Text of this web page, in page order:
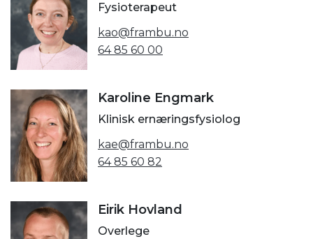
Fysioterapeut
kao@frambu.no
64 85 60 00
Karoline Engmark
Klinisk ernæringsfysiolog
kae@frambu.no
64 85 60 82
Eirik Hovland
Overlege